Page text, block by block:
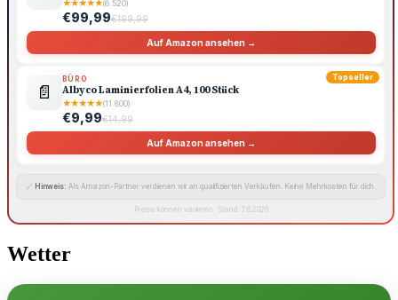
★★★★★(6.520)
€99,99€199,99
Auf Amazon ansehen →
Topseller
📄
BÜRO
Albyco Laminierfolien A4, 100 Stück
★★★★★(11.800)
€9,99€14,99
Auf Amazon ansehen →
🔗 Hinweis: Als Amazon-Partner verdienen wir an qualifizierten Verkäufen. Keine Mehrkosten für dich.
Preise können variieren · Stand: 7.8.2026
Wetter